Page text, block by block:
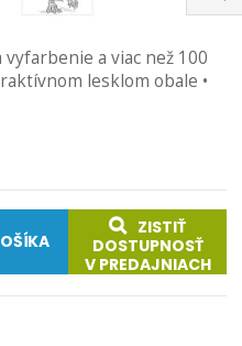
a viac než 100
lesklom obale •
ZISTIŤ
DOSTUPNOSŤ
V PREDAJNIACH